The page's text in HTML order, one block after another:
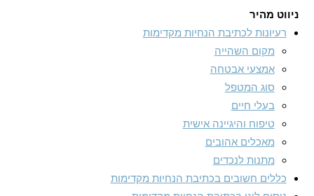
ניווט מהיר
רעיונות לכתיבת הנחיות מקדימות
מקום השהייה
אמצעי אבטחה
סוג המטפל
בעלי חיים
טיפוח והיגיינה אישית
מאכלים אהובים
מתנות לנכדים
כללים חשובים בכתיבת הנחיות מקדימות